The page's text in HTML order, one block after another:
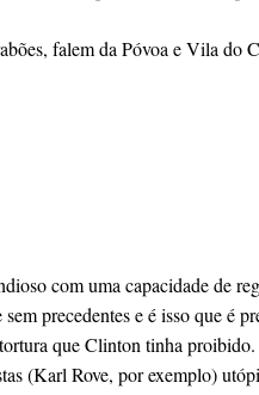
falem da Póvoa e Vila do
com uma capacidade de
precedentes e é isso que
que Clinton tinha
(Karl Rove, por exemplo)